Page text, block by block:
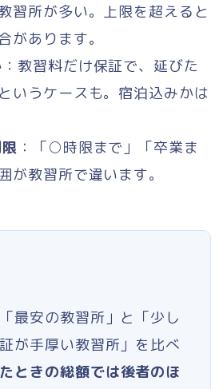
習所が多い。上限を超えると
があります。
：教習料だけ保証で、延びた
いうケースも。宿泊込みかは
：「○時限まで」「卒業ま
が教習所で違います。
最安の教習所」と「少し
が手厚い教習所」を比べ
ときの総額では後者のほ